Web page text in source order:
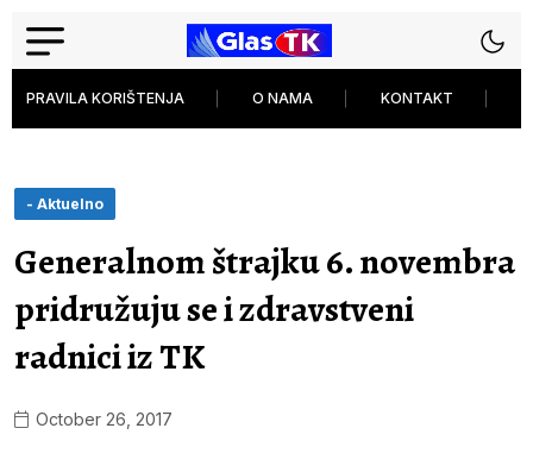
PRAVILA KORIŠTENJA O NAMA KONTAKT
- Aktuelno
Generalnom štrajku 6. novembra
pridružuju se i zdravstveni
radnici iz TK
October 26, 2017